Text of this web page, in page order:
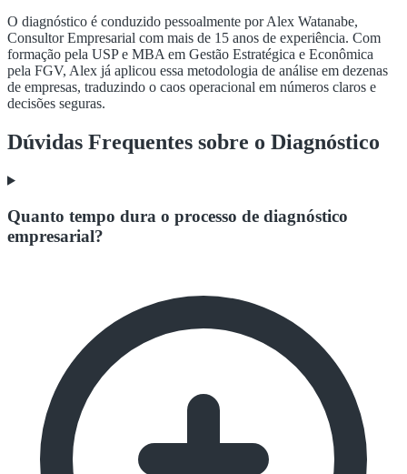
O diagnóstico é conduzido pessoalmente por Alex Watanabe,
Consultor Empresarial com mais de 15 anos de experiência. Com
formação pela USP e MBA em Gestão Estratégica e Econômica
pela FGV, Alex já aplicou essa metodologia de análise em dezenas
de empresas, traduzindo o caos operacional em números claros e
decisões seguras.
Dúvidas Frequentes sobre o Diagnóstico
Quanto tempo dura o processo de diagnóstico
empresarial?